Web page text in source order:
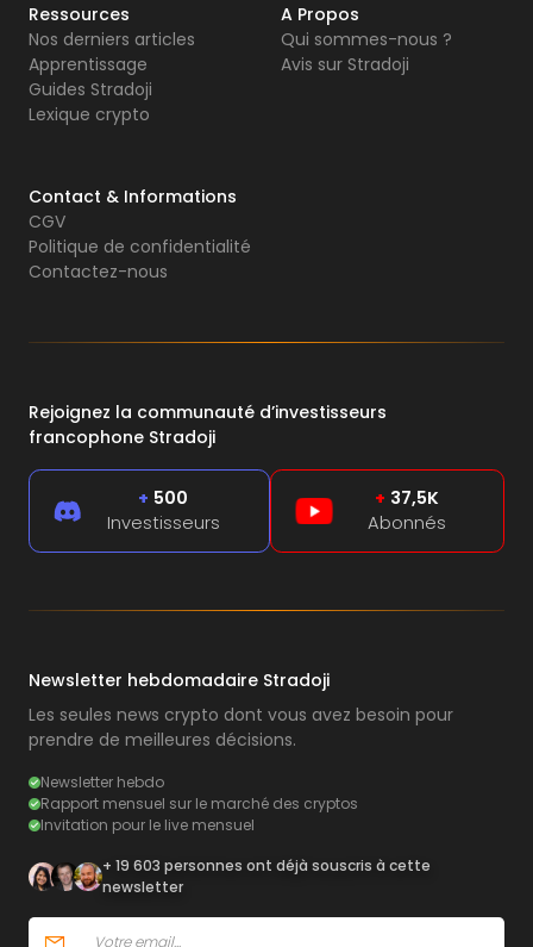
Ressources
Nos derniers articles
Apprentissage
Guides Stradoji
Lexique crypto
A Propos
Qui sommes-nous ?
Avis sur Stradoji
Contact & Informations
CGV
Politique de confidentialité
Contactez-nous
Rejoignez la communauté d’investisseurs
francophone Stradoji
+ 500
Investisseurs
+ 37,5K
Abonnés
Newsletter hebdomadaire Stradoji
Les seules news crypto dont vous avez besoin pour
prendre de meilleures décisions.
Newsletter hebdo
Rapport mensuel sur le marché des cryptos
Invitation pour le live mensuel
+ 19 603 personnes ont déjà souscris à cette
newsletter